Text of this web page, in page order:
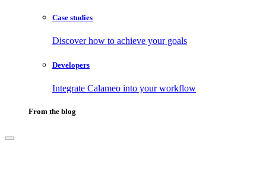
Case studies
Discover how to achieve your goals
Developers
Integrate Calameo into your workflow
From the blog